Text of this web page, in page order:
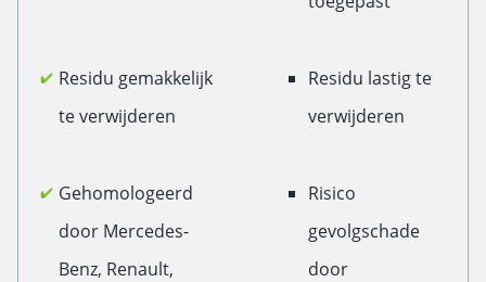
Residu gemakkelijk
te verwijderen
Residu lastig te
verwijderen
Gehomologeerd
door Mercedes-
Benz, Renault,
Risico
gevolgschade
door